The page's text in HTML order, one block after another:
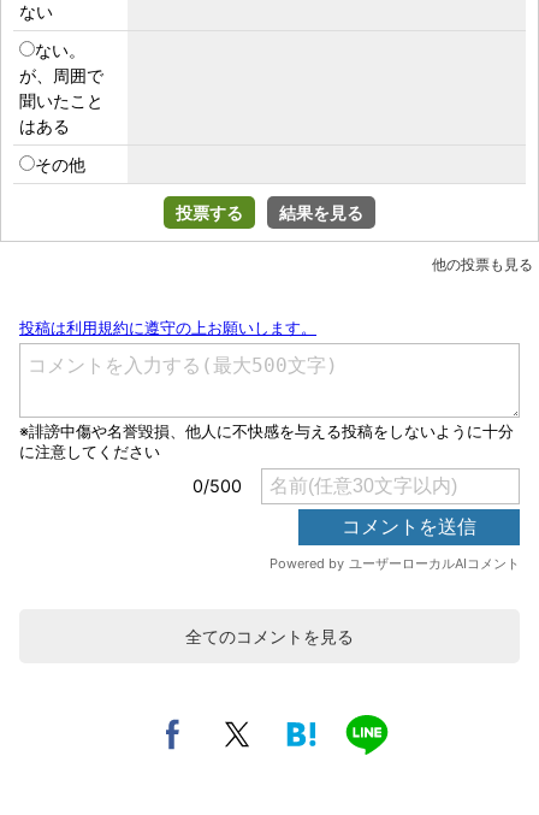
ない
ない。
が、周囲で
聞いたこと
はある
その他
投票する 結果を見る
他の投票も見る
全てのコメントを見る